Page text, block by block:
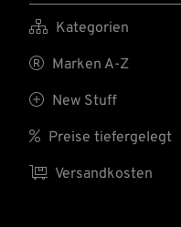
 Kategorien
 Marken A-Z
 New Stuff
 Preise tiefergelegt
 Versandkosten